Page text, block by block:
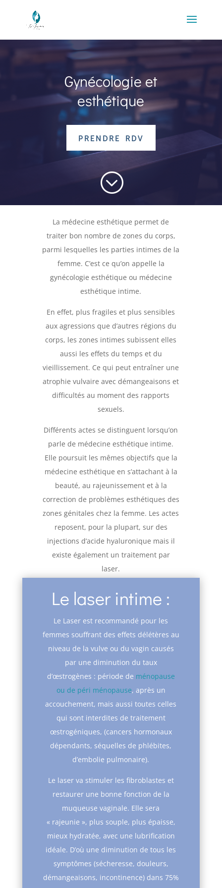
Gynécologie et
esthétique
PRENDRE RDV
;
La médecine esthétique permet de
traiter bon nombre de zones du corps,
parmi lesquelles les parties intimes de la
femme. C’est ce qu’on appelle la
gynécologie esthétique ou médecine
esthétique intime.
En effet, plus fragiles et plus sensibles
aux agressions que d’autres régions du
corps, les zones intimes subissent elles
aussi les effets du temps et du
vieillissement. Ce qui peut entraîner une
atrophie vulvaire avec démangeaisons et
difficultés au moment des rapports
sexuels.
Différents actes se distinguent lorsqu’on
parle de médecine esthétique intime.
Elle poursuit les mêmes objectifs que la
médecine esthétique en s’attachant à la
beauté, au rajeunissement et à la
correction de problèmes esthétiques des
zones génitales chez la femme. Les actes
reposent, pour la plupart, sur des
injections d’acide hyaluronique mais il
existe également un traitement par
laser.
Le laser intime :
Le Laser est recommandé pour les
femmes souffrant des effets délétères au
niveau de la vulve ou du vagin causés
par une diminution du taux
d’œstrogènes : période de ménopause
ou de péri ménopause, après un
accouchement, mais aussi toutes celles
qui sont interdites de traitement
œstrogéniques, (cancers hormonaux
dépendants, séquelles de phlébites,
d’embolie pulmonaire).
Le laser va stimuler les fibroblastes et
restaurer une bonne fonction de la
muqueuse vaginale. Elle sera
« rajeunie », plus souple, plus épaisse,
mieux hydratée, avec une lubrification
idéale. D’où une diminution de tous les
symptômes (sécheresse, douleurs,
démangeaisons, incontinence) dans 75%